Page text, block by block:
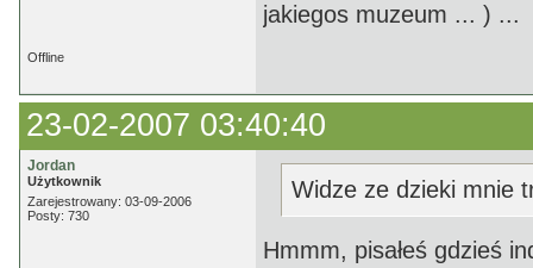
jakiegos muzeum ... ) ...
Offline
23-02-2007 03:40:40
Jordan
Użytkownik
Zarejestrowany: 03-09-2006
Posty: 730
Widze ze dzieki mnie
Hmmm, pisałeś gdzieś